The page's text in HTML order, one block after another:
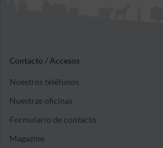
Contacto / Accesos
Nuestros teléfonos
Nuestras oficinas
Formulario de contacto
Magazine